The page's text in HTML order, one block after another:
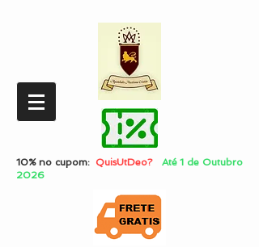
10% no cupom: QuisUtDeo? Até 1 de Outubro
2026